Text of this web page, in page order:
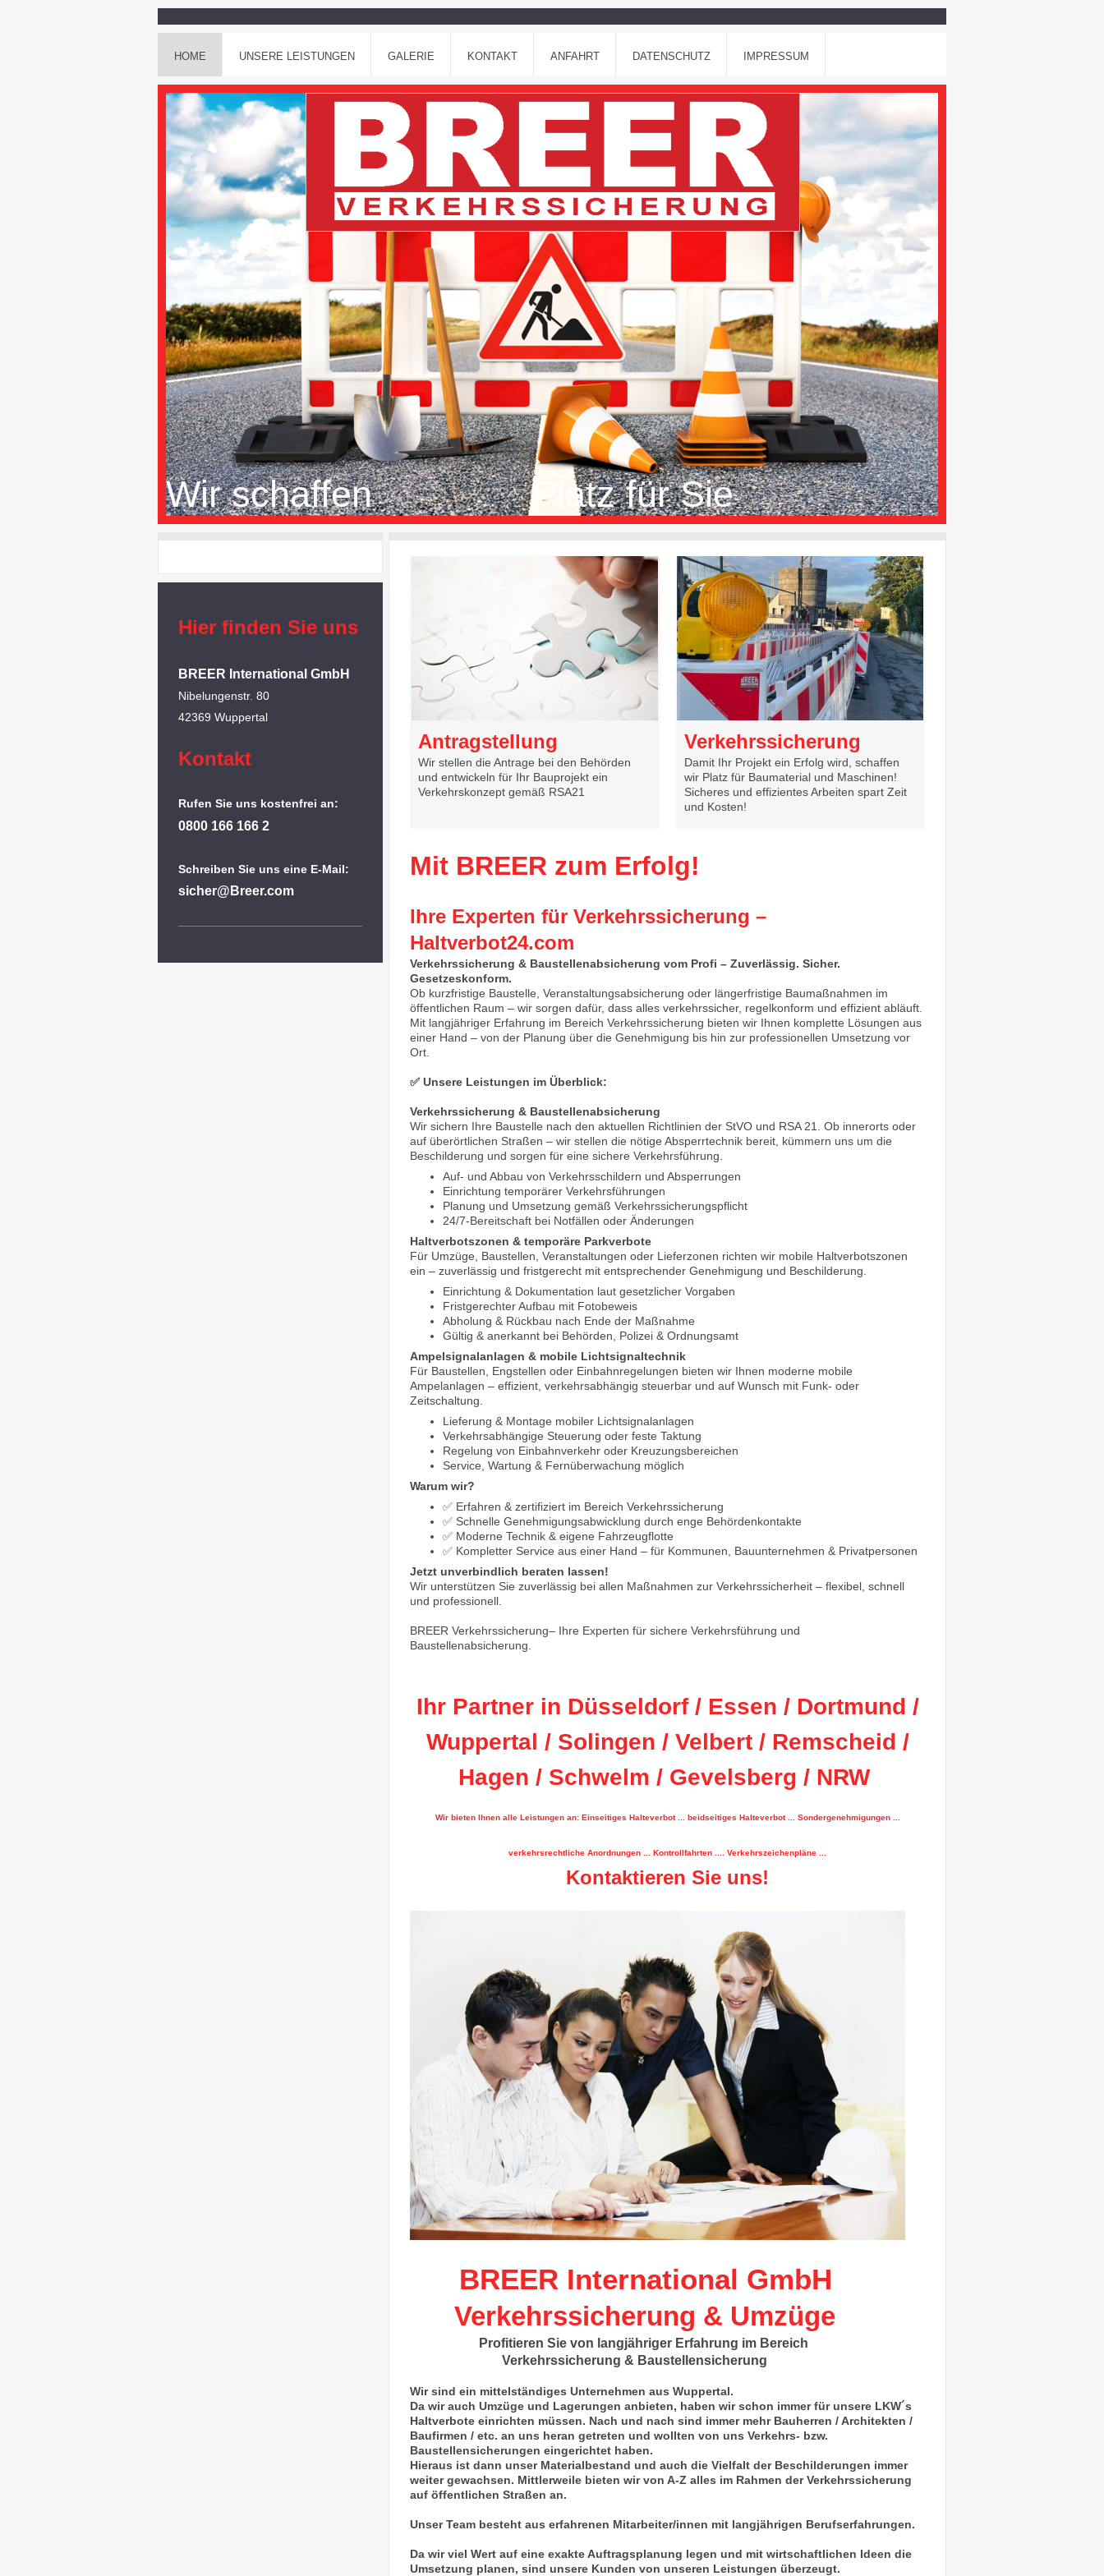
HOME UNSERE LEISTUNGEN GALERIE KONTAKT ANFAHRT DATENSCHUTZ IMPRESSUM
Wir schaffen Platz für Sie
Antragstellung
Wir stellen die Antrage bei den Behörden
und entwickeln für Ihr Bauprojekt ein
Verkehrskonzept gemäß RSA21
Verkehrssicherung
Damit Ihr Projekt ein Erfolg wird, schaffen
wir Platz für Baumaterial und Maschinen!
Sicheres und effizientes Arbeiten spart Zeit
und Kosten!
Mit BREER zum Erfolg!
Ihre Experten für Verkehrssicherung –
Haltverbot24.com
Verkehrssicherung & Baustellenabsicherung vom Profi – Zuverlässig. Sicher.
Gesetzeskonform.
Ob kurzfristige Baustelle, Veranstaltungsabsicherung oder längerfristige Baumaßnahmen im
öffentlichen Raum – wir sorgen dafür, dass alles verkehrssicher, regelkonform und effizient abläuft.
Mit langjähriger Erfahrung im Bereich Verkehrssicherung bieten wir Ihnen komplette Lösungen aus
einer Hand – von der Planung über die Genehmigung bis hin zur professionellen Umsetzung vor
Ort.
✅ Unsere Leistungen im Überblick:
Verkehrssicherung & Baustellenabsicherung
Wir sichern Ihre Baustelle nach den aktuellen Richtlinien der StVO und RSA 21. Ob innerorts oder
auf überörtlichen Straßen – wir stellen die nötige Absperrtechnik bereit, kümmern uns um die
Beschilderung und sorgen für eine sichere Verkehrsführung.
Auf- und Abbau von Verkehrsschildern und Absperrungen
Einrichtung temporärer Verkehrsführungen
Planung und Umsetzung gemäß Verkehrssicherungspflicht
24/7-Bereitschaft bei Notfällen oder Änderungen
Haltverbotszonen & temporäre Parkverbote
Für Umzüge, Baustellen, Veranstaltungen oder Lieferzonen richten wir mobile Haltverbotszonen
ein – zuverlässig und fristgerecht mit entsprechender Genehmigung und Beschilderung.
Einrichtung & Dokumentation laut gesetzlicher Vorgaben
Fristgerechter Aufbau mit Fotobeweis
Abholung & Rückbau nach Ende der Maßnahme
Gültig & anerkannt bei Behörden, Polizei & Ordnungsamt
Ampelsignalanlagen & mobile Lichtsignaltechnik
Für Baustellen, Engstellen oder Einbahnregelungen bieten wir Ihnen moderne mobile
Ampelanlagen – effizient, verkehrsabhängig steuerbar und auf Wunsch mit Funk- oder
Zeitschaltung.
Lieferung & Montage mobiler Lichtsignalanlagen
Verkehrsabhängige Steuerung oder feste Taktung
Regelung von Einbahnverkehr oder Kreuzungsbereichen
Service, Wartung & Fernüberwachung möglich
Warum wir?
✅ Erfahren & zertifiziert im Bereich Verkehrssicherung
✅ Schnelle Genehmigungsabwicklung durch enge Behördenkontakte
✅ Moderne Technik & eigene Fahrzeugflotte
✅ Kompletter Service aus einer Hand – für Kommunen, Bauunternehmen & Privatpersonen
Jetzt unverbindlich beraten lassen!
Wir unterstützen Sie zuverlässig bei allen Maßnahmen zur Verkehrssicherheit – flexibel, schnell
und professionell.
BREER Verkehrssicherung– Ihre Experten für sichere Verkehrsführung und
Baustellenabsicherung.
Ihr Partner in Düsseldorf / Essen / Dortmund /
Wuppertal / Solingen / Velbert / Remscheid /
Hagen / Schwelm / Gevelsberg / NRW
Wir bieten Ihnen alle Leistungen an: Einseitiges Halteverbot ... beidseitiges Halteverbot ... Sondergenehmigungen ...
verkehrsrechtliche Anordnungen ... Kontrollfahrten .... Verkehrszeichenpläne ...
Kontaktieren Sie uns!
BREER International GmbH
Verkehrssicherung & Umzüge
Profitieren Sie von langjähriger Erfahrung im Bereich
Verkehrssicherung & Baustellensicherung
Wir sind ein mittelständiges Unternehmen aus Wuppertal.
Da wir auch Umzüge und Lagerungen anbieten, haben wir schon immer für unsere LKW´s
Haltverbote einrichten müssen. Nach und nach sind immer mehr Bauherren / Architekten /
Baufirmen / etc. an uns heran getreten und wollten von uns Verkehrs- bzw.
Baustellensicherungen eingerichtet haben.
Hieraus ist dann unser Materialbestand und auch die Vielfalt der Beschilderungen immer
weiter gewachsen. Mittlerweile bieten wir von A-Z alles im Rahmen der Verkehrssicherung
auf öffentlichen Straßen an.
Unser Team besteht aus erfahrenen Mitarbeiter/innen mit langjährigen Berufserfahrungen.
Da wir viel Wert auf eine exakte Auftragsplanung legen und mit wirtschaftlichen Ideen die
Umsetzung planen, sind unsere Kunden von unseren Leistungen überzeugt.
Hier finden Sie uns
BREER International GmbH
Nibelungenstr. 80
42369 Wuppertal
Kontakt
Rufen Sie uns kostenfrei an:
0800 166 166 2
Schreiben Sie uns eine E-Mail:
sicher@Breer.com